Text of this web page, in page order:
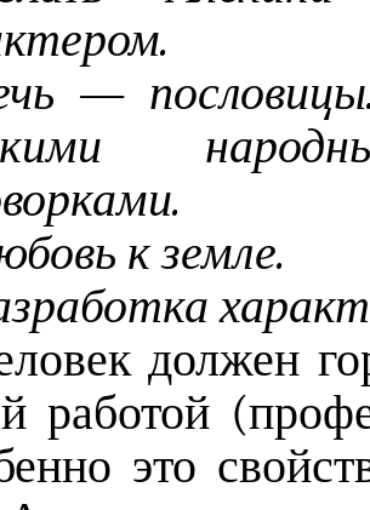
—
к земле.
должен
работой
это